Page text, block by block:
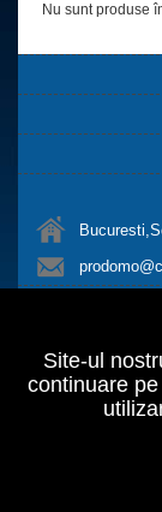
Nu sunt produse
Site-ul
continuare